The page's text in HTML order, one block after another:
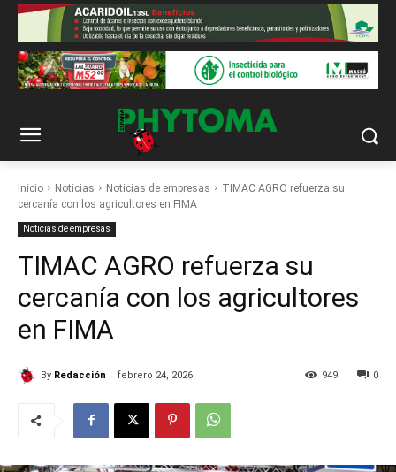
Inicio Noticias Noticias de empresas
TIMAC AGRO refuerza su
cercanía con los agricultores en FIMA
Noticias de empresas
TIMAC AGRO refuerza su
cercanía con los agricultores
en FIMA
By Redacción febrero 24, 2026 0
949